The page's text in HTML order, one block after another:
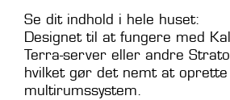
Se dit indhold i hele huset:
Designet til at fungere med
Terra-server eller andre
hvilket gør det nemt at
multirumssystem.